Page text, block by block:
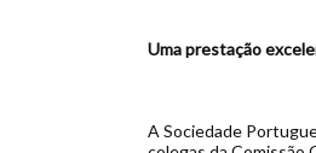
Uma prestação
A Sociedade